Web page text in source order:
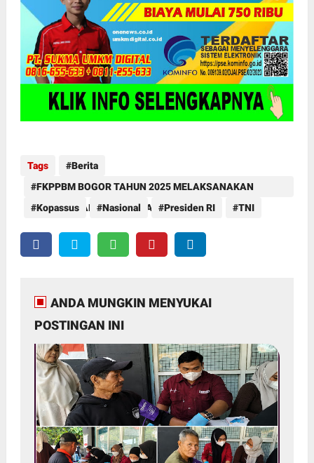
Tags
Berita
FKPPBM BOGOR TAHUN 2025 MELAKSANAKAN
HALAL BIHALAL DI PANCAWATI BOGOR
Kopassus Nasional Presiden RI TNI
ANDA MUNGKIN MENYUKAI
POSTINGAN INI